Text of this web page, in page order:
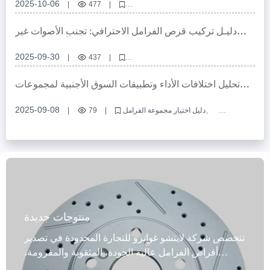
2025-10-06 477
توافق أقراص الفرامل، ثقب تحديد عالي الدقة، اعتماد أوروبي E-mark، تصميم
أقراص الفرامل OEM المخصصة، تصميم توافق واجهة نظام الفراغ
دليـل تركيب قرص الفرامل الاحترافي: تجنب الأصوات غير
2025-09-30 437
تركيب قرص الفرامل، دقة ثقب التثبيت، معالجة سطح القرص، نظام الفرامل
التجاري، دليل تركيب الفرامل
تحليل اختلافات الأداء وتطبيقات السوق الأجنبية لمجموعات
2025-09-08 79
دليل اختيار مجموعة الفرامل
منتوجات جديدة
تتخصص شركة لايتشو غوانزو للتجارة المحدودة في تصدير
أقراص الفرامل عالية الجودة، المثقوبة والمفرومة،
والمصممة خصيصًا لسيارات الركاب. هذه الأقراص